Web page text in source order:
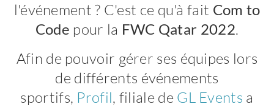
l'événement ? C'est ce qu'à fait Com to
Code pour la FWC Qatar 2022.
Afin de pouvoir gérer ses équipes lors
de différents événements
sportifs, Profil, filiale de GL Events a